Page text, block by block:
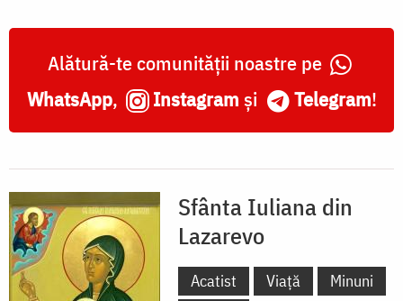
Alătură-te comunității noastre pe
WhatsApp, Instagram și Telegram!
Sfânta Iuliana din
Lazarevo
Acatist Viață
Minuni